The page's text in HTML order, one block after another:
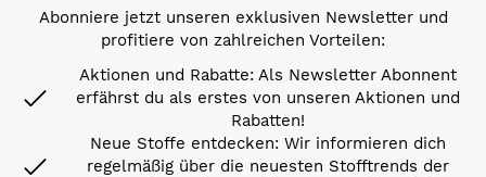
Abonniere jetzt unseren exklusiven Newsletter und
profitiere von zahlreichen Vorteilen:
Aktionen und Rabatte: Als Newsletter Abonnent
erfährst du als erstes von unseren Aktionen und
Rabatten!
Neue Stoffe entdecken: Wir informieren dich
regelmäßig über die neuesten Stofftrends der